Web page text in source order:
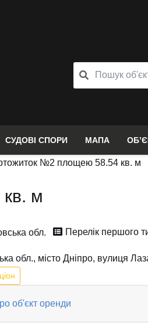
СУДОВІ СПОРИ МАПА
№2 площею 58.54 кв. м
м
обл. Перелік першого
обл., місто Дніпро, вулиця
об'єкт оренди